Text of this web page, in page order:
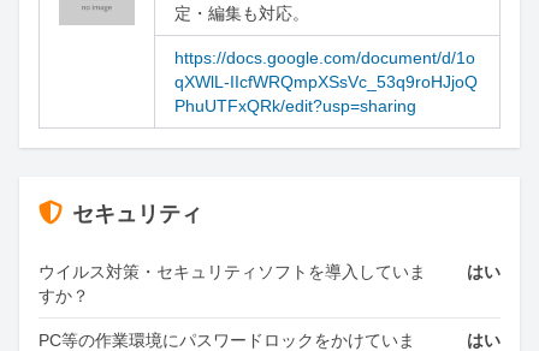
定・編集も対応。
https://docs.google.com/document/d/1o
qXWlL-IIcfWRQmpXSsVc_53q9roHJjoQ
PhuUTFxQRk/edit?usp=sharing
セキュリティ
ウイルス対策・セキュリティソフトを導入していま
すか？
はい
PC等の作業環境にパスワードロックをかけていま
はい